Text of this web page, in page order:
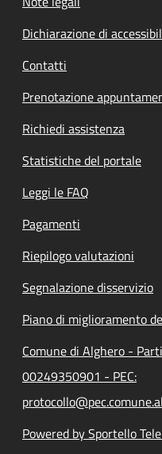
Dichiarazione di
Contatti
Prenotazione
Richiedi assistenza
Statistiche del portale
Leggi le FAQ
Pagamenti
Riepilogo valutazioni
Segnalazione disservizio
Piano di miglioramento
Comune di Alghero -
00249350901 - PEC:
Powered by Sportello